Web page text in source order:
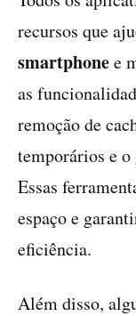
recursos que
smartphonee
as
remoção de
temporários e
Essas
espaço e
eficiência.
Além disso,